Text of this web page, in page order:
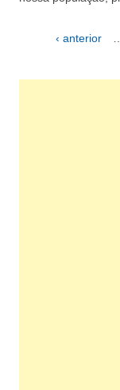
Páginas‹ anterior